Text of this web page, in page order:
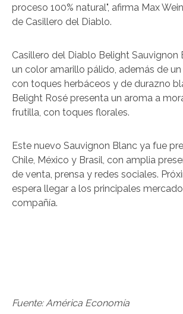
proceso 100% natural", afirma Max
de Casillero del Diablo.
Casillero del Diablo Belight Sauvignon
un color amarillo pálido, además de
con toques herbáceos y de durazno
Belight Rosé presenta un aroma a
frutilla, con toques florales.
Este nuevo Sauvignon Blanc ya fue
Chile, México y Brasil, con amplia
de venta, prensa y redes sociales.
espera llegar a los principales
compañía.
Fuente: América Economía